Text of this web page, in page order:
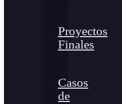
Proyectos
Finales
Casos
de